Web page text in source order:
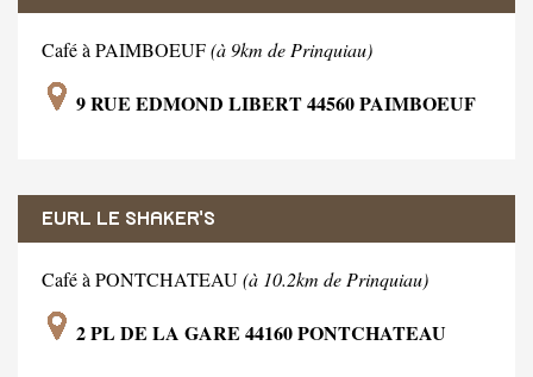
Café à PAIMBOEUF(à 9km de Prinquiau)
9 RUE EDMOND LIBERT 44560 PAIMBOEUF
EURL LE SHAKER'S
Café à PONTCHATEAU(à 10.2km de Prinquiau)
2 PL DE LA GARE 44160 PONTCHATEAU